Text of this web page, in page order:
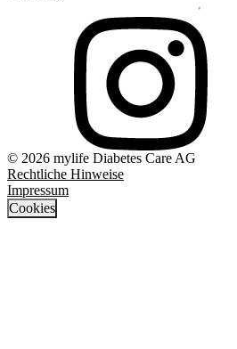
© 2026 mylife Diabetes Care AG
Rechtliche Hinweise
Impressum
Cookies